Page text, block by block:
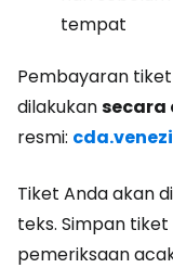
tempat
Pembayaran
dilakukansecara
resmi:
Tiket Anda akan
teks. Simpan
pemeriksaan